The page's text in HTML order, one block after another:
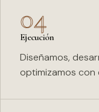
04
Ejecución
Diseñamos,
optimizamos